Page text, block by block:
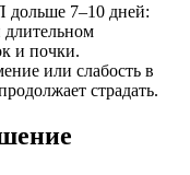
7–10 дней:
и почки.
или слабость в
страдать.